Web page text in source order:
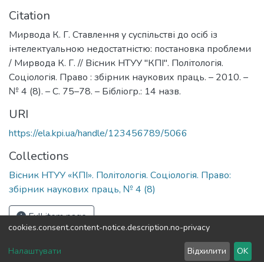
Citation
Мирвода К. Г. Ставлення у суспільстві до осіб із
інтелектуальною недостатністю: постановка проблеми
/ Мирвода К. Г. // Вісник НТУУ "КПІ". Політологія.
Соціологія. Право : збірник наукових праць. – 2010. –
№ 4 (8). – С. 75–78. – Бібліогр.: 14 назв.
URI
https://ela.kpi.ua/handle/123456789/5066
Collections
Вісник НТУУ «КПІ». Політологія. Соціологія. Право:
збірник наукових праць, № 4 (8)
Full item page
DSpace software copyright © 2002-2026LYRASIS
cookies.consent.content-notice.description.no-privacy
Налаштувати Відхилити OK